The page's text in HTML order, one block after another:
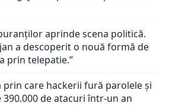
aprinde scena politică.
a descoperit o nouă formă de
prin telepatie.”
prin care hackerii fură parolele și
390.000 de atacuri într-un an